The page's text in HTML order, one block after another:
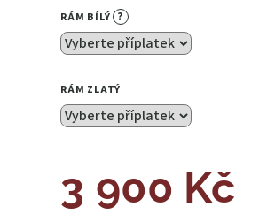
RÁM BÍLÝ ?
RÁM ZLATÝ
3 900 Kč